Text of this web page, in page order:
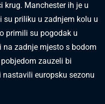
krug. Manchester ih je u
su priliku u zadnjem kolu u
primili su pogodak u
zadnje mjesto s bodom
zauzeli bi
europsku sezonu